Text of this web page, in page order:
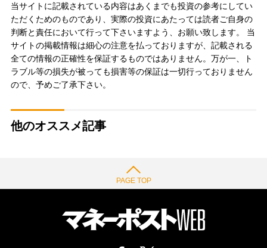
当サイトに記載されている内容はあくまでも投資の参考にしてい
ただくためのものであり、実際の投資にあたっては読者ご自身の
判断と責任において行って下さいますよう、お願い致します。 当
サイトの掲載情報は細心の注意を払っておりますが、記載される
全ての情報の正確性を保証するものではありません。万が一、ト
ラブル等の損失が被っても損害等の保証は一切行っておりません
ので、予めご了承下さい。
他のオススメ記事
PAGE TOP